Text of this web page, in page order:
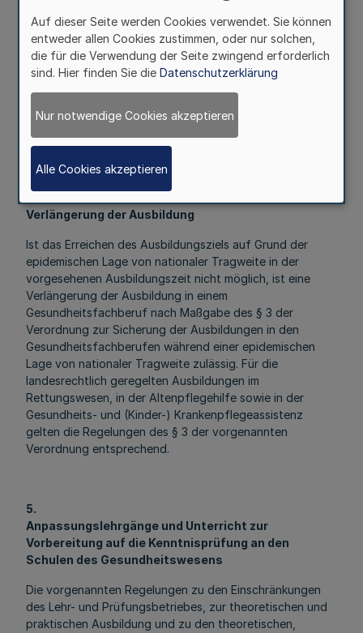
sich nach § 4 der Verordnung zur Sicherung der
Ausbildungen in den Gesundheitsfachberufen während
einer epidemischen Lage von nationaler Tragweite. Für die
landesrechtlich geregelten Ausbildungen im
gelten die Regelungen des § 4 der vorgenannten
Verordnung entsprechend.
Verlängerung der Ausbildung
Ist das Erreichen des Ausbildungsziels auf Grund der
epidemischen Lage von nationaler Tragweite in der
vorgesehenen Ausbildungszeit nicht möglich, ist eine
Verlängerung der Ausbildung in einem
Gesundheitsfachberuf nach Maßgabe des § 3 der
Verordnung zur Sicherung der Ausbildungen in den
Gesundheitsfachberufen während einer epidemischen
Lage von nationaler Tragweite zulässig. Für die
landesrechtlich geregelten Ausbildungen im
Rettungswesen, in der Altenpflegehilfe sowie in der
Gesundheits- und (Kinder-) Krankenpflegeassistenz
gelten die Regelungen des § 3 der vorgenannten
Verordnung entsprechend.
5.
Anpassungslehrgänge und Unterricht zur
Vorbereitung auf die Kenntnisprüfung an den
Schulen des Gesundheitswesens
Die vorgenannten Regelungen zu den Einschränkungen
des Lehr- und Prüfungsbetriebes, zur theoretischen und
praktischen Ausbildung und zu den theoretischen,
Auf dieser Seite werden Cookies verwendet. Sie können
entweder allen Cookies zustimmen, oder nur solchen,
die für die Verwendung der Seite zwingend erforderlich
sind. Hier finden Sie die Datenschutzerklärung
Nur notwendige Cookies akzeptieren
Alle Cookies akzeptieren